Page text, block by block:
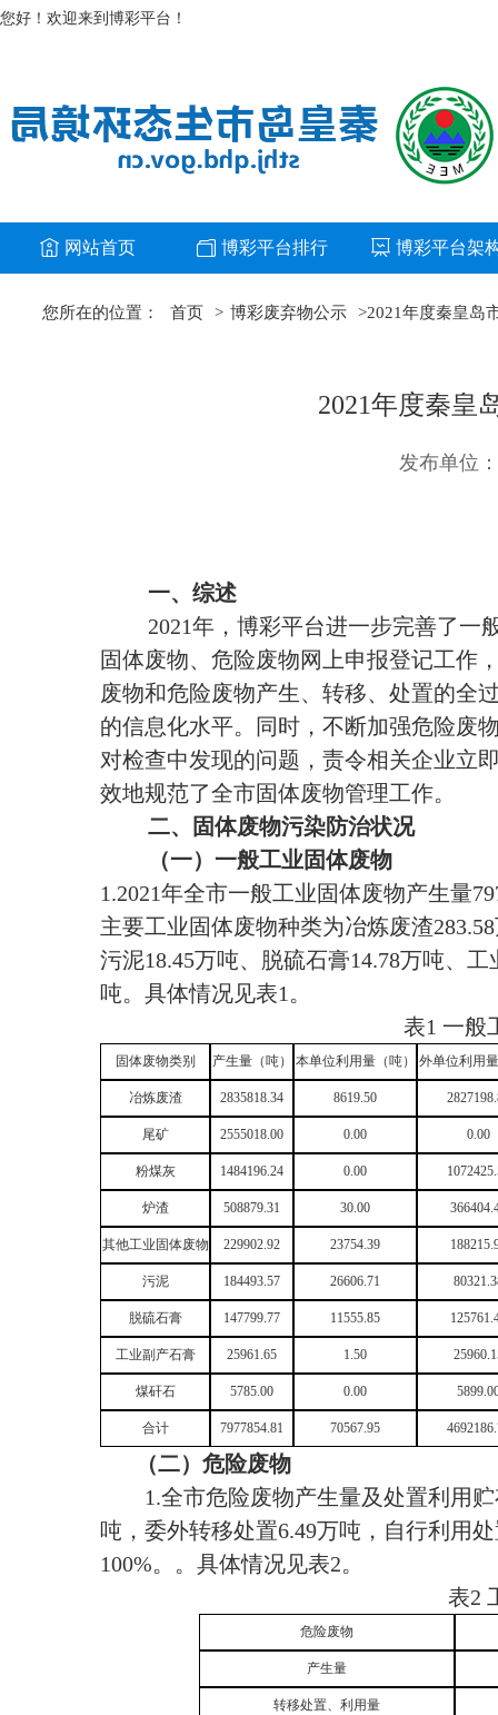
您好！欢迎来到博彩平台！
网站首页 博彩平台排行 博彩平台架
您所在的位置： 首页 > 博彩废弃物公示 >2021年度秦皇岛
2021年度秦皇
发布单位
一、综述
2021年，博彩平台进一步完善了一
固体废物、危险废物网上申报登记工作
废物和危险废物产生、转移、处置的全
的信息化水平。同时，不断加强危险废
对检查中发现的问题，责令相关企业立
效地规范了全市固体废物管理工作。
二、固体废物污染防治状况
（一）一般工业固体废物
1.2021年全市一般工业固体废物产生量
主要工业固体废物种类为冶炼废渣
污泥18.45万吨、脱硫石膏14.78万吨、
吨。具体情况见表1 。
表1 一般
固体废物类别 产生量（吨） 本单位利用量（吨） 外单位利用
冶炼废渣 2835818.34 8619.50
尾矿 2555018.00 0.00 0.00
粉煤灰 1484196.24 0.00
炉渣 508879.31 30.00
其他工业固体废物 229902.92 23754.39
污泥 184493.57 26606.71
脱硫石膏 147799.77 11555.85
工业副产石膏 25961.65 1.50
煤矸石 5785.00 0.00
合计 7977854.81 70567.95
（二）危险废物
1.全市危险废物产生量及处置利用
吨，委外转移处置6.49万吨，自行利用
100%。 。具体情况见表2。
表2
危险废物
产生量
转移处置、利用量